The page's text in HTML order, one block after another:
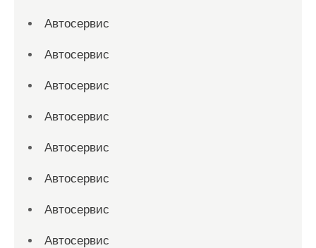
Автосервис
Автосервис
Автосервис
Автосервис
Автосервис
Автосервис
Автосервис
Автосервис